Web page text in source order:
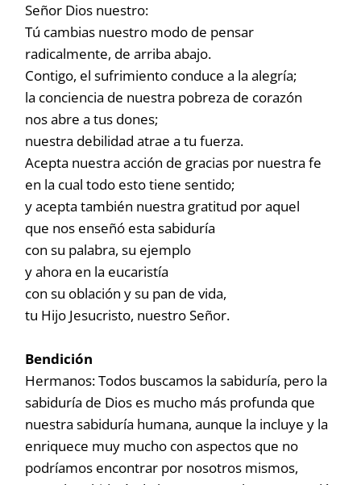
Señor Dios nuestro:
Tú cambias nuestro modo de pensar
radicalmente, de arriba abajo.
Contigo, el sufrimiento conduce a la alegría;
la conciencia de nuestra pobreza de corazón
nos abre a tus dones;
nuestra debilidad atrae a tu fuerza.
Acepta nuestra acción de gracias por nuestra fe
en la cual todo esto tiene sentido;
y acepta también nuestra gratitud por aquel
que nos enseñó esta sabiduría
con su palabra, su ejemplo
y ahora en la eucaristía
con su oblación y su pan de vida,
tu Hijo Jesucristo, nuestro Señor.
Bendición
Hermanos: Todos buscamos la sabiduría, pero la
sabiduría de Dios es mucho más profunda que
nuestra sabiduría humana, aunque la incluye y la
enriquece muy mucho con aspectos que no
podríamos encontrar por nosotros mismos,